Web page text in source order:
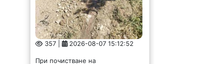
357 | 2026-08-07 15:12:52
При почистване на